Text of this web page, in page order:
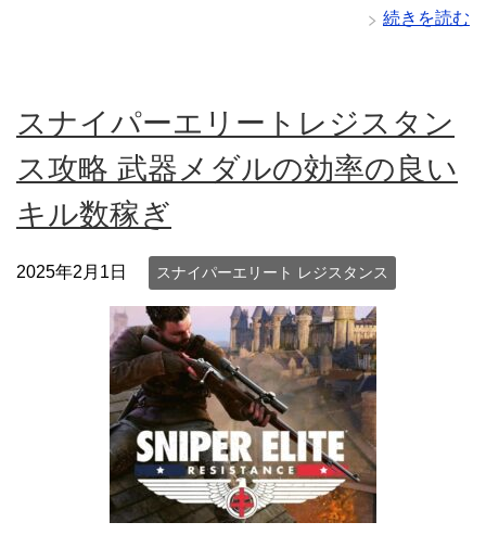
続きを読む
スナイパーエリートレジスタン
ス攻略 武器メダルの効率の良い
キル数稼ぎ
2025年2月1日 スナイパーエリート レジスタンス